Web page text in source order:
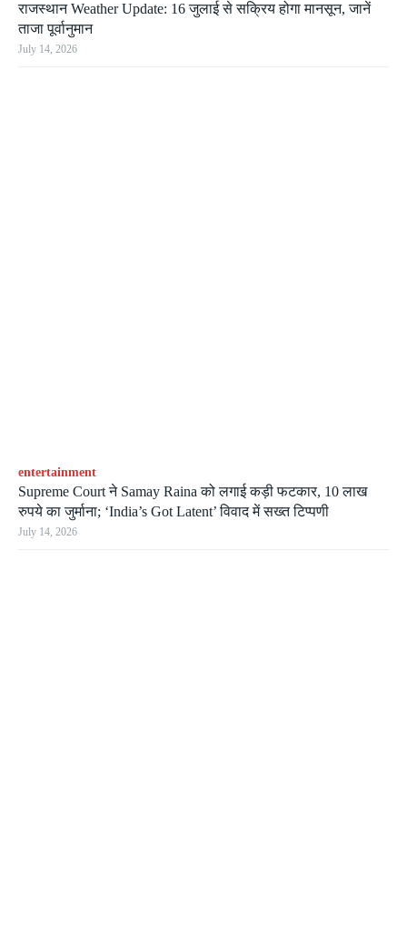
राजस्थान Weather Update: 16 जुलाई से सक्रिय होगा मानसून, जानें
ताजा पूर्वानुमान
July 14, 2026
entertainment
Supreme Court ने Samay Raina को लगाई कड़ी फटकार, 10 लाख
रुपये का जुर्माना; ‘India’s Got Latent’ विवाद में सख्त टिप्पणी
July 14, 2026